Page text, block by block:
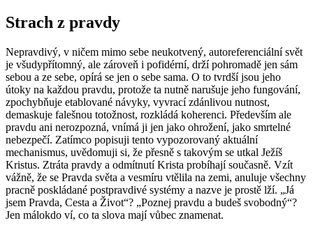
Strach z pravdy
Nepravdivý, v ničem mimo sebe neukotvený, autoreferenciální svět
je všudypřítomný, ale zároveň i pofidérní, drží pohromadě jen sám
sebou a ze sebe, opírá se jen o sebe sama. O to tvrdší jsou jeho
útoky na každou pravdu, protože ta nutně narušuje jeho fungování,
zpochybňuje etablované návyky, vyvrací zdánlivou nutnost,
demaskuje falešnou totožnost, rozkládá koherenci. Především ale
pravdu ani nerozpozná, vnímá ji jen jako ohrožení, jako smrtelné
nebezpečí. Zatímco popisuji tento vypozorovaný aktuální
mechanismus, uvědomuji si, že přesně s takovým se utkal Ježíš
Kristus. Ztráta pravdy a odmítnutí Krista probíhají současně. Vzít
vážně, že se Pravda světa a vesmíru vtělila na zemi, anuluje všechny
pracně poskládané postpravdivé systémy a nazve je prostě lží. „Já
jsem Pravda, Cesta a Život“? „Poznej pravdu a budeš svobodný“?
Jen málokdo ví, co ta slova mají vůbec znamenat.